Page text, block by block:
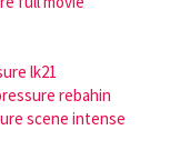
lk21
rebahin
scene intense